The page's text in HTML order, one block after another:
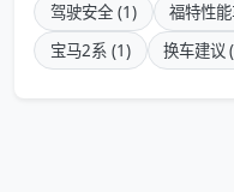
驾驶安全 (1)
福特性
宝马2系 (1)
换车建议